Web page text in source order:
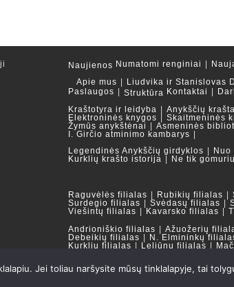
Naujienos Numatomi renginiai
Apie mus
Liudvika ir Stanislovas
Paslaugos
Struktūra Kontaktai
Kraštotyra ir leidyba
Anykščių
Elektroninės knygos
Skaitmeninės
Žymūs anykštėnai
Asmeninės
I. Girčio atminimo kambarys
Legendinės Anykščių girdyklos
Kurklių krašto istorija
Ne tik
Raguvėlės filialas
Rubikių filialas
Surdegio filialas
Svėdasų filialas
Viešintų filialas
Kavarsko filialas
Andrioniškio filialas
Ažuožerių
Debeikių filialas
N. Elmininkų
Kurklių filialas
Leliūnų filialas
Duomenų bazės ir katalogai
Jei toliau naršysite mūsų tinklalapyje, tai